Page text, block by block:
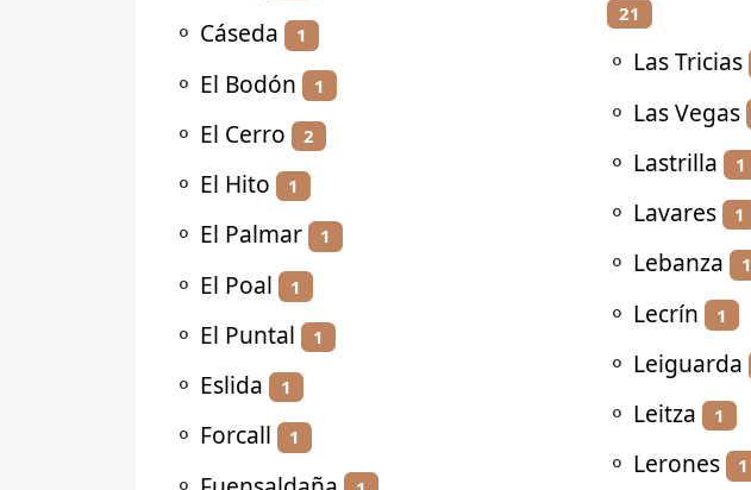
⚬ Cáseda 1
⚬ El Bodón 1
⚬ El Cerro 2
⚬ El Hito 1
⚬ El Palmar 1
⚬ El Poal 1
⚬ El Puntal 1
⚬ Eslida 1
⚬ Forcall 1
21
⚬ Las Tricias
⚬ Las Vegas
⚬ Lastrilla 1
⚬ Lavares 1
⚬ Lebanza 1
⚬ Lecrín 1
⚬ Leiguarda
⚬ Leitza 1
⚬ Lerones 1